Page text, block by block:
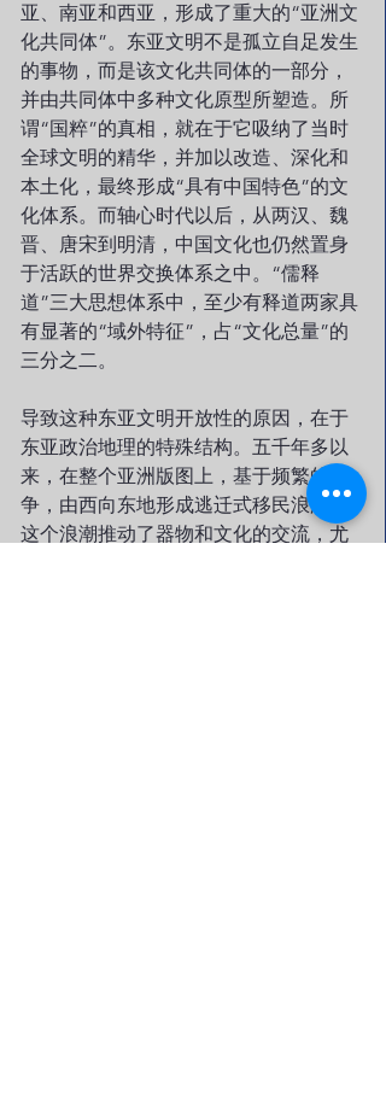
亚、南亚和西亚，形成了重大的“亚洲文
化共同体”。东亚文明不是孤立自足发生
的事物，而是该文化共同体的一部分，
并由共同体中多种文化原型所塑造。所
谓“国粹”的真相，就在于它吸纳了当时
全球文明的精华，并加以改造、深化和
本土化，最终形成“具有中国特色”的文
化体系。而轴心时代以后，从两汉、魏
晋、唐宋到明清，中国文化也仍然置身
于活跃的世界交换体系之中。“儒释
道”三大思想体系中，至少有释道两家具
有显著的“域外特征”，占“文化总量”的
三分之二。
导致这种东亚文明开放性的原因，在于
东亚政治地理的特殊结构。五千年多以
来，在整个亚洲版图上，基于频繁的战
争，由西向东地形成逃迁式移民浪潮，
这个浪潮推动了器物和文化的交流，尤